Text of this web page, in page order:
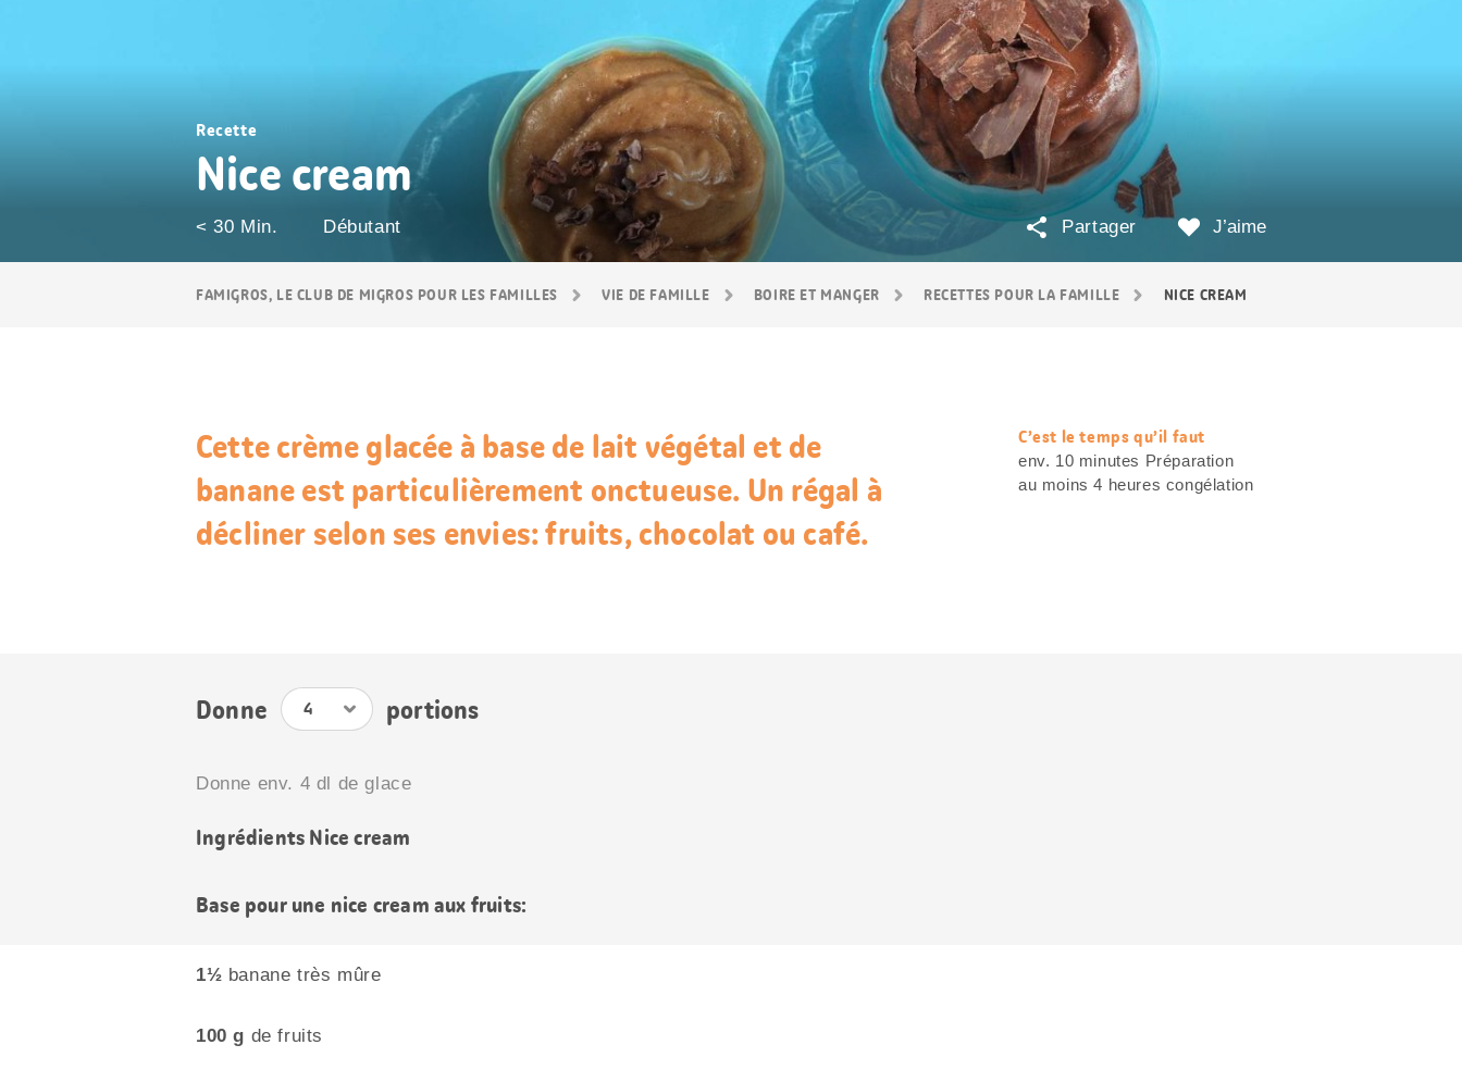
FAMIGROS, LE CLUB DE MIGROS POUR LES FAMILLES VIE DE FAMILLE BOIRE ET MANGER RECETTES POUR LA FAMILLE NICE CREAM
Recette
Nice cream
< 30 Min. Débutant J’aime
Partager
Cette crème glacée à base de lait végétal et de
banane est particulièrement onctueuse. Un régal à
décliner selon ses envies: fruits, chocolat ou café.
web.recipe.accessibilityTitle
C’est le temps qu’il faut
env. 10 minutes Préparation
au moins 4 heures congélation
Donne portions
Donne env. 4 dl de glace
Ingrédients Nice cream
Base pour une nice cream aux fruits:
1½ banane très mûre
100 g de fruits